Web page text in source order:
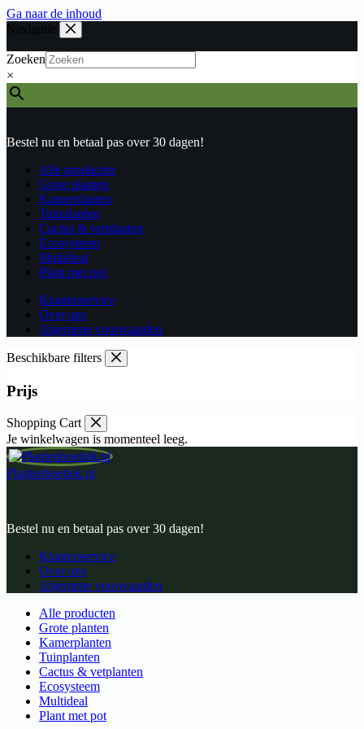
Ga naar de inhoud
Navigatie
Zoeken
×
Bestel nu en betaal pas over 30 dagen!
Alle producten
Grote planten
Kamerplanten
Tuinplanten
Cactus & vetplanten
Ecosysteem
Multideal
Plant met pot
Klantenservice
Over ons
Algemene voorwaarden
Beschikbare filters
Prijs
Shopping Cart
Je winkelwagen is momenteel leeg.
Plantenboetiek.nl
Bestel nu en betaal pas over 30 dagen!
Klantenservice
Over ons
Algemene voorwaarden
Alle producten
Grote planten
Kamerplanten
Tuinplanten
Cactus & vetplanten
Ecosysteem
Multideal
Plant met pot